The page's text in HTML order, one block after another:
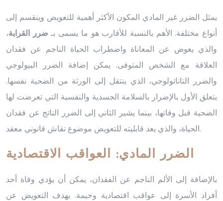
يمثل الضرر غير المادي المكون الأكثر أهمية للتعويض وينقسم إلى
أنواع مختلفة. الأهم بالنسبة للأقارب هو ما يسمى بـ ضرر القرابة،
والذي يعوض عن المعاناة واضطراب الحياة الناجم عن فقدان
العلاقة مع الشخص المتوفى. يمكن إضافة الضرر البيولوجي
والضرر التاناتولوجي، الذي ينتقل إلى الورثة من الضحية نفسها.
يتعلق الأول بالإضرار بالسلامة الجسدية والنفسية التي تعرضت لها
الضحية قبل وفاتها، بينما يشير الثاني إلى الضرر الناتج عن فقدان
الحياة، والذي يعد قابليته للتعويض موضوع نقاش قانوني معقد.
الضرر المادي: العواقب الاقتصادية
بالإضافة إلى الألم الناجم عن الفقدان، يمكن أن يؤدي وفاة أحد
أفراد الأسرة إلى عواقب اقتصادية وخيمة. يهدف التعويض عن